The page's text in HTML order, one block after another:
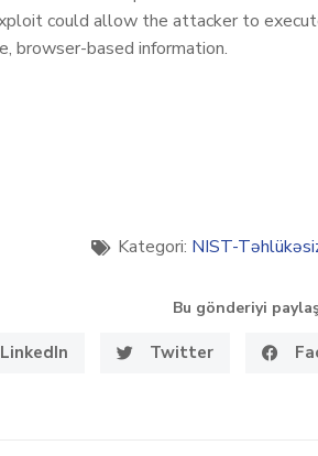
could allow the attacker to
browser-based information.
Kategori: NIST-
Bu gönderiyi
LinkedIn Twitter